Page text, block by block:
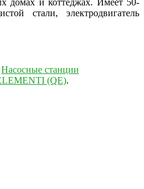
домах и коттеджах. Имеет 50-
стали, электродвигатель
Насосные станции
(QE).